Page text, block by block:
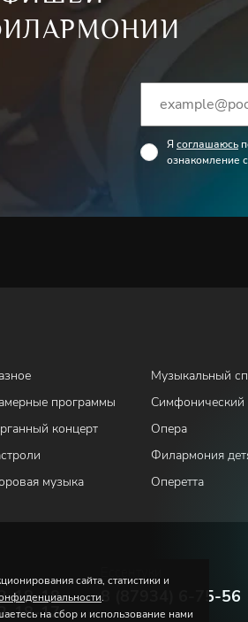
Я соглашаюсь
ознакомление
программы
концерт
музыка
Музыкальный
Симфонический
Опера
Филармония
Оперетта
18-18
18-17
8 (87934) 6-75-56
сайта, статистики и
.
на сбор и использование нами